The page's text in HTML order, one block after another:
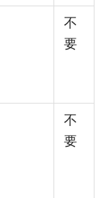
不
要
不
要